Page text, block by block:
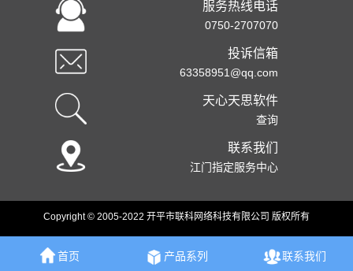
服务热线电话
0750-2707070
投诉信箱
63358951@qq.com
天心天思软件
查询
联系我们
江门指定服务中心
Copyright © 2005-2022 开平市联科网络科技有限公司 版权所有
首页 产品系列 联系我们